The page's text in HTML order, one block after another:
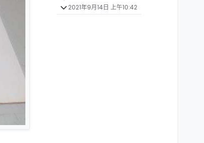
2021年9月14日 上午10:42